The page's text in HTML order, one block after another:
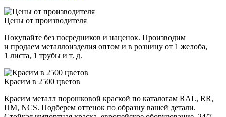
Цены от производителя
Покупайте без посредников и наценок. Производим
и продаем металлоизделия оптом и в розницу от 1 желоба,
1 листа, 1 трубы и т. д.
Красим в 2500 цветов
Красим металл порошковой краской по каталогам RAL, RR,
ПМ, NCS. Подберем оттенок по образцу вашей детали.